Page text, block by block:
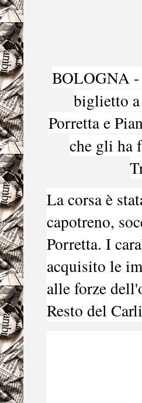
BOLOGNA -
biglietto
Porretta e
che gli ha
La corsa è
capotreno,
Porretta. I
acquisito le
alle forze
Resto del